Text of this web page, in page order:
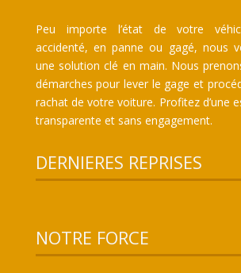
Peu importe l’état de votre
accidenté, en panne ou gagé, nous
une solution clé en main. Nous
démarches pour lever le gage et
rachat de votre voiture. Profitez d’une
transparente et sans engagement.
DERNIERES REPRISES
NOTRE FORCE